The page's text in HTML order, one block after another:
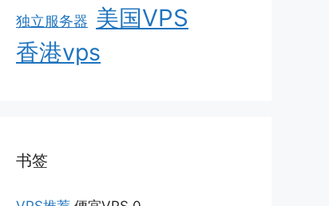
独立服务器 美国VPS
香港vps
书签